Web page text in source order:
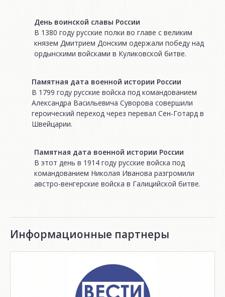
День воинской славы России
В 1380 году русские полки во главе с великим
князем Дмитрием Донским одержали победу над
ордынскими войсками в Куликовской битве.
Памятная дата военной истории России
В 1799 году русские войска под командованием
Александра Васильевича Суворова совершили
героический переход через перевал Сен-Готард в
Швейцарии.
Памятная дата военной истории России
В этот день в 1914 году русские войска под
командованием Николая Иванова разгромили
австро-венгерские войска в Галицийской битве.
Информационные партнеры